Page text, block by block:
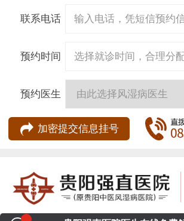
联系电话
预约时间
预约医生